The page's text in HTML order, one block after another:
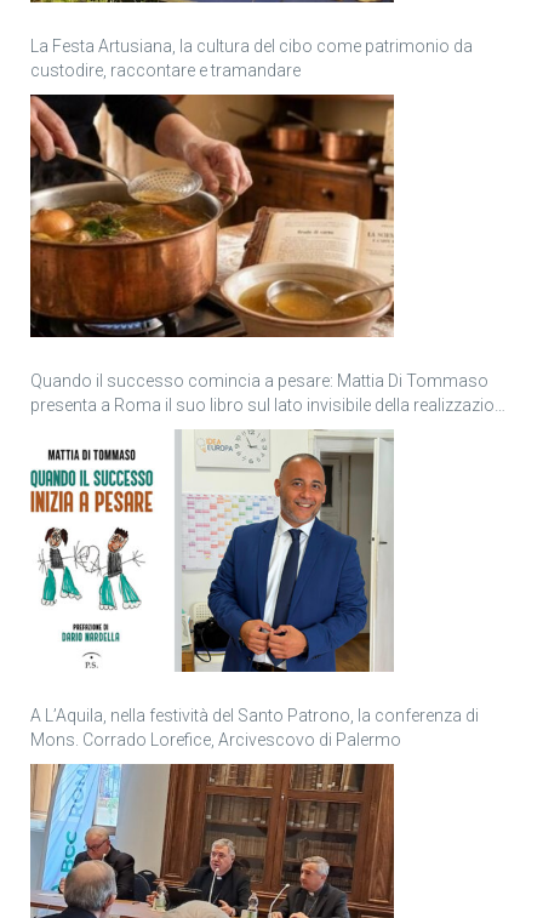
La Festa Artusiana, la cultura del cibo come patrimonio da
custodire, raccontare e tramandare
Quando il successo comincia a pesare: Mattia Di Tommaso
presenta a Roma il suo libro sul lato invisibile della realizzazione
A L’Aquila, nella festività del Santo Patrono, la conferenza di
Mons. Corrado Lorefice, Arcivescovo di Palermo